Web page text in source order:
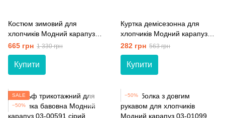
Костюм зимовий для
хлопчиків Модний карапуз
Art blue 03-00672 блакитний
92 см (2 роки)
665 грн 1 330 грн
Купити
Куртка демісезонна для
хлопчиків Модний карапуз
03-00802 ультрамарин 86 см
(18 мiс.)
282 грн 563 грн
Купити
SALE
−50%
−50%